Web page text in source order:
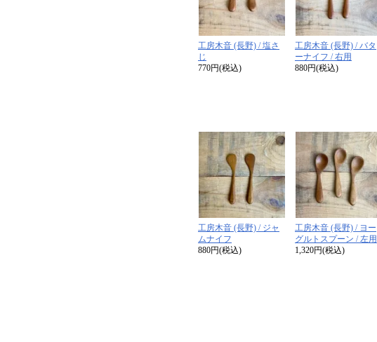
工房木音 (長野) / 塩さ
じ
770円(税込)
工房木音 (長野) / バタ
ーナイフ / 右用
880円(税込)
工房木音 (長野) / ジャ
ムナイフ
880円(税込)
工房木音 (長野) / ヨー
グルトスプーン / 左用
1,320円(税込)